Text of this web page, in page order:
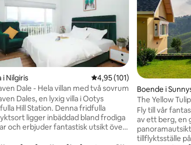
betyg, 235 omdömen
i Nilgiris 4,95 av 5 i genomsnittligt
4,95 (101)
Dale - Hela villan med två sovrum
Dales, en lyxig villa i Ootys
Hill Station. Denna fridfulla
ligger inbäddad bland frodiga
och erbjuder fantastisk utsikt över
Boende i
The Yellow
Coonoor
Fly till vår
av ett berg, en
tillflyktsställe